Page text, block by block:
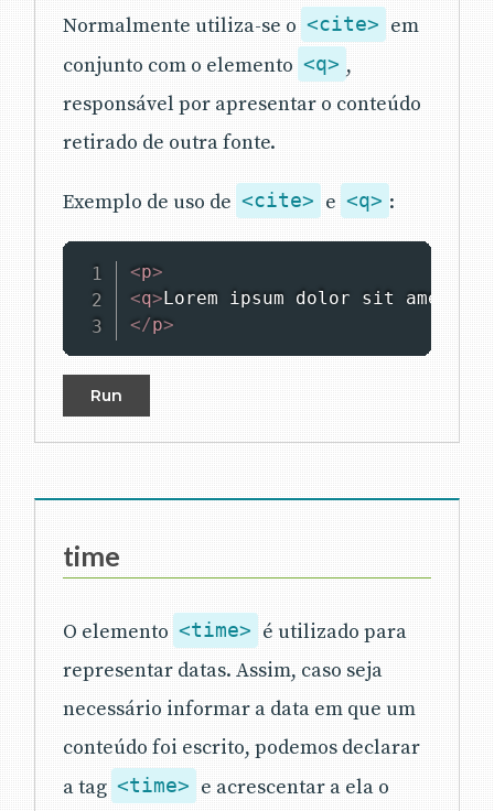
Normalmente utiliza-se o <cite> em
conjunto com o elemento <q> ,
responsável por apresentar o conteúdo
retirado de outra fonte.
Exemplo de uso de <cite> e <q> :
<p>
<q>Lorem ipsum dolor sit amet,
</p>
Run
time
O elemento <time> é utilizado para
representar datas. Assim, caso seja
necessário informar a data em que um
conteúdo foi escrito, podemos declarar
a tag <time> e acrescentar a ela o